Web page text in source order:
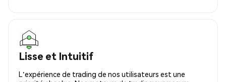
Lisse et Intuitif
L'expérience de trading de nos utilisateurs est une